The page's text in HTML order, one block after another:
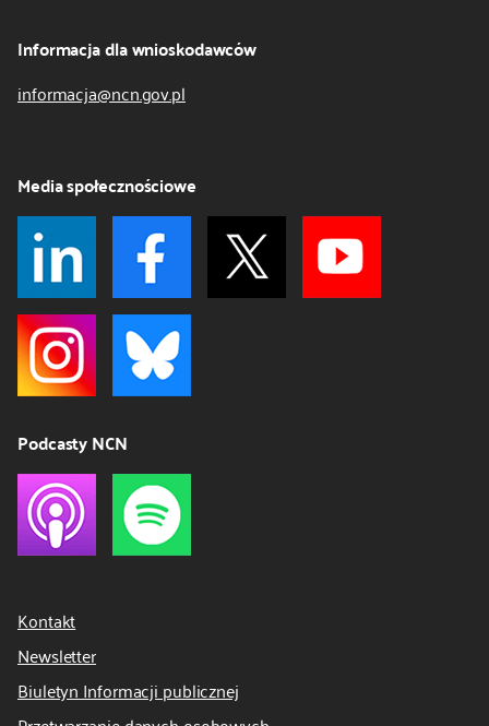
Informacja dla wnioskodawców
informacja@ncn.gov.pl
Media społecznościowe
Podcasty NCN
Kontakt
Newsletter
Biuletyn Informacji publicznej